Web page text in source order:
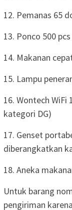
12. Pemanas 65
13. Ponco 500
14. Makanan
15. Lampu
16. Wontech
kategori DG)
17. Genset
diberangkatkan
18. Aneka
Untuk barang
pengiriman